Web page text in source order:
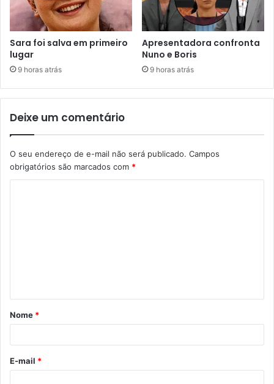
Sara foi salva em primeiro
lugar
9 horas atrás
Apresentadora confronta
Nuno e Boris
9 horas atrás
Deixe um comentário
O seu endereço de e-mail não será publicado. Campos
obrigatórios são marcados com *
á
r
*
Nome *
E-mail *